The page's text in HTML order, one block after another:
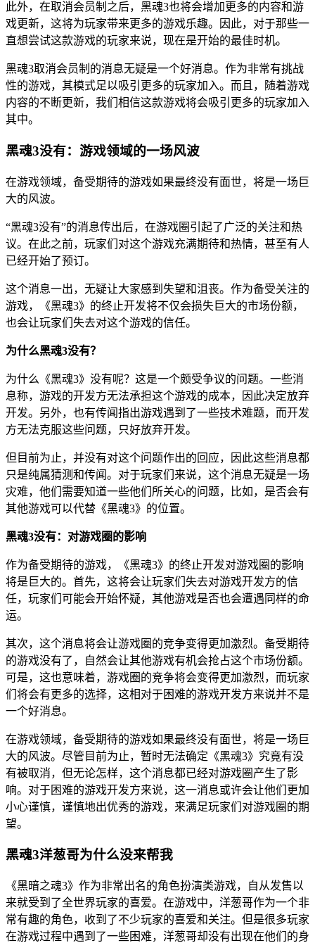
此外，在取消会员制之后，黑魂3也将会增加更多的内容和游
戏更新，这将为玩家带来更多的游戏乐趣。因此，对于那些一
直想尝试这款游戏的玩家来说，现在是开始的最佳时机。
黑魂3取消会员制的消息无疑是一个好消息。作为非常有挑战
性的游戏，其模式足以吸引更多的玩家加入。而且，随着游戏
内容的不断更新，我们相信这款游戏将会吸引更多的玩家加入
其中。
黑魂3没有：游戏领域的一场风波
在游戏领域，备受期待的游戏如果最终没有面世，将是一场巨
大的风波。
“黑魂3没有”的消息传出后，在游戏圈引起了广泛的关注和热
议。在此之前，玩家们对这个游戏充满期待和热情，甚至有人
已经开始了预订。
这个消息一出，无疑让大家感到失望和沮丧。作为备受关注的
游戏，《黑魂3》的终止开发将不仅会损失巨大的市场份额，
也会让玩家们失去对这个游戏的信任。
为什么黑魂3没有？
为什么《黑魂3》没有呢？这是一个颇受争议的问题。一些消
息称，游戏的开发方无法承担这个游戏的成本，因此决定放弃
开发。另外，也有传闻指出游戏遇到了一些技术难题，而开发
方无法克服这些问题，只好放弃开发。
但目前为止，并没有对这个问题作出的回应，因此这些消息都
只是纯属猜测和传闻。对于玩家们来说，这个消息无疑是一场
灾难，他们需要知道一些他们所关心的问题，比如，是否会有
其他游戏可以代替《黑魂3》的位置。
黑魂3没有：对游戏圈的影响
作为备受期待的游戏，《黑魂3》的终止开发对游戏圈的影响
将是巨大的。首先，这将会让玩家们失去对游戏开发方的信
任，玩家们可能会开始怀疑，其他游戏是否也会遭遇同样的命
运。
其次，这个消息将会让游戏圈的竞争变得更加激烈。备受期待
的游戏没有了，自然会让其他游戏有机会抢占这个市场份额。
可是，这也意味着，游戏圈的竞争将会变得更加激烈，而玩家
们将会有更多的选择，这相对于困难的游戏开发方来说并不是
一个好消息。
在游戏领域，备受期待的游戏如果最终没有面世，将是一场巨
大的风波。尽管目前为止，暂时无法确定《黑魂3》究竟有没
有被取消，但无论怎样，这个消息都已经对游戏圈产生了影
响。对于困难的游戏开发方来说，这一消息或许会让他们更加
小心谨慎，谨慎地出优秀的游戏，来满足玩家们对游戏圈的期
望。
黑魂3洋葱哥为什么没来帮我
《黑暗之魂3》作为非常出名的角色扮演类游戏，自从发售以
来就受到了全世界玩家的喜爱。在游戏中，洋葱哥作为一个非
常有趣的角色，收到了不少玩家的喜爱和关注。但是很多玩家
在游戏过程中遇到了一些困难，洋葱哥却没有出现在他们的身